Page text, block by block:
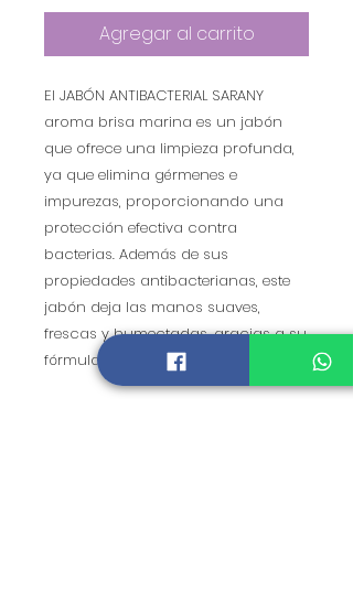
Agregar al carrito
El JABÓN ANTIBACTERIAL SARANY
aroma brisa marina es un jabón
que ofrece una limpieza profunda,
ya que elimina gérmenes e
impurezas, proporcionando una
protección efectiva contra
bacterias. Además de sus
propiedades antibacterianas, este
jabón deja las manos suaves,
frescas y humectadas, gracias a su
fórmula enriquecida con aloe vera.